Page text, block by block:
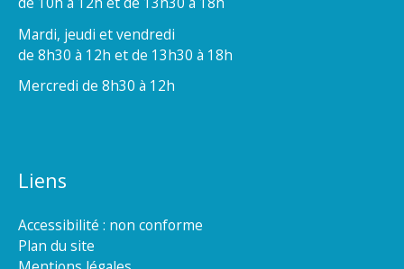
Mardi, jeudi et vendredi
de 8h30 à 12h et de 13h30 à 18h
Mercredi de 8h30 à 12h
Liens
Accessibilité : non conforme
Plan du site